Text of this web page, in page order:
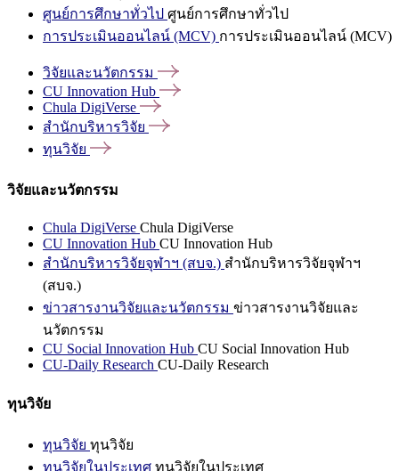
ศูนย์การศึกษาทั่วไป ศูนย์การศึกษาทั่วไป
การประเมินออนไลน์ (MCV) การประเมินออนไลน์ (MCV)
วิจัยและนวัตกรรม
CU Innovation Hub
Chula DigiVerse
สำนักบริหารวิจัย
ทุนวิจัย
วิจัยและนวัตกรรม
Chula DigiVerse Chula DigiVerse
CU Innovation Hub CU Innovation Hub
สำนักบริหารวิจัยจุฬาฯ (สบจ.) สำนักบริหารวิจัยจุฬาฯ
(สบจ.)
ข่าวสารงานวิจัยและนวัตกรรม ข่าวสารงานวิจัยและ
นวัตกรรม
CU Social Innovation Hub CU Social Innovation Hub
CU-Daily Research CU-Daily Research
ทุนวิจัย
ทุนวิจัย ทุนวิจัย
ทุนวิจัยในประเทศ ทุนวิจัยในประเทศ